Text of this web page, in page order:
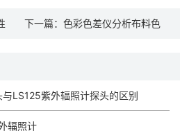
下一篇： 色彩色差仪分析布料色
LS125紫外辐照计探头的区别
辐照计